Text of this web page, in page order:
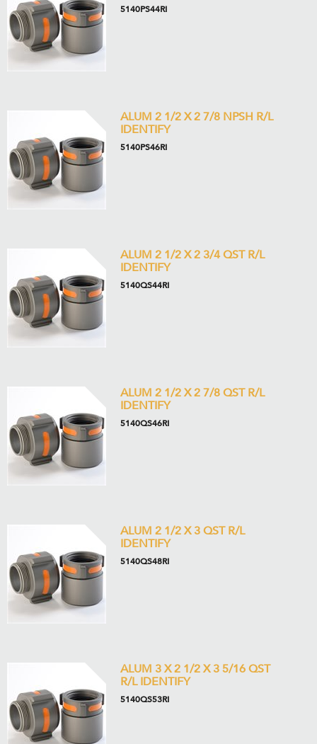
5140PS44RI
ALUM 2 1/2 X 2 7/8 NPSH R/L
IDENTIFY
5140PS46RI
ALUM 2 1/2 X 2 3/4 QST R/L
IDENTIFY
5140QS44RI
ALUM 2 1/2 X 2 7/8 QST R/L
IDENTIFY
5140QS46RI
ALUM 2 1/2 X 3 QST R/L
IDENTIFY
5140QS48RI
ALUM 3 X 2 1/2 X 3 5/16 QST
R/L IDENTIFY
5140QS53RI